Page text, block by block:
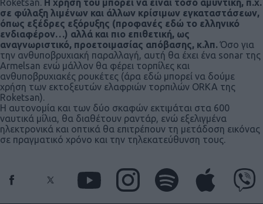
Roketsan. Η χρήση του μπορεί να είναι τόσο αμυντική, π.χ.
σε φύλαξη λιμένων και άλλων κρίσιμων εγκαταστάσεων,
όπως εξέδρες εξόρυξης (προφανές εδώ το ελληνικό
ενδιαφέρον…) αλλά και πιο επιθετική, ως
αναγνωριστικό, προετοιμασίας απόβασης, κ.λπ. Όσο για
την ανθυποβρυχιακή παραλλαγή, αυτή θα έχει ένα sonar της
Armelsan ενώ μάλλον θα φέρει τορπίλες και
ανθυποβρυχιακές ρουκέτες (άρα εδώ μπορεί να δούμε
χρήση των εκτοξευτών ελαφριών τορπιλών ORKA της
Roketsan).
Η αυτονομία και των δύο σκαφών εκτιμάται στα 600
ναυτικά μίλια, θα διαθέτουν ραντάρ, ενώ εξελιγμένα
ηλεκτρονικά και οπτικά θα επιτρέπουν τη μετάδοση εικόνας
σε πραγματικό χρόνο και την τηλεκατεύθυνση τους.